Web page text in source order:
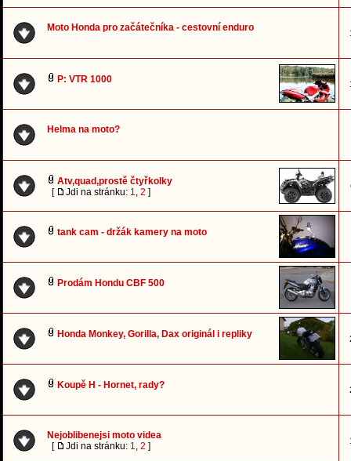
Moto Honda pro začátečníka - cestovní enduro
P: VTR 1000
Helma na moto?
Atv,quad,prostě čtyřkolky
[
Jdi na stránku: 1, 2 ]
tank cam - držák kamery na moto
Prodám Hondu CBF 500
Honda Monkey, Gorilla, Dax originál i repliky
Koupě H - Hornet, rady?
Nejoblibenejsi moto videa
[
Jdi na stránku: 1, 2 ]